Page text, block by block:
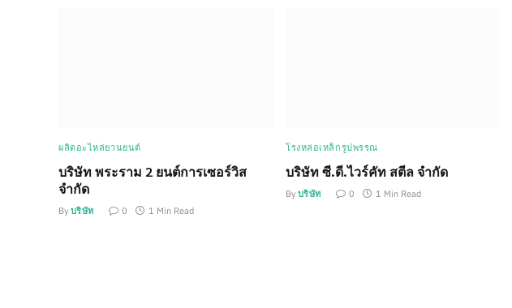
ผลิตอะไหล่ยานยนต์
บริษัท พระราม 2 ยนต์การเซอร์วิส
จำกัด
By บริษัท 0 1 Min Read
โรงหล่อเหล็กรูปพรรณ
บริษัท ซี.ดี.ไวร์คัท สตีล จำกัด
By บริษัท 0 1 Min Read